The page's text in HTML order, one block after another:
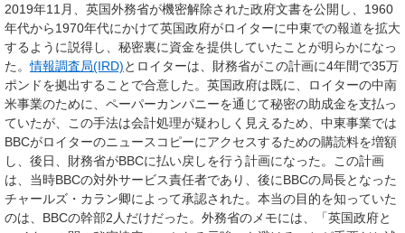
2019年11月、英国外務省が機密解除された政府文書を公開し、1960
年代から1970年代にかけて英国政府がロイターに中東での報道を拡大
するように説得し、秘密裏に資金を提供していたことが明らかになっ
た。情報調査局(IRD)とロイターは、財務省がこの計画に4年間で35万
ポンドを拠出することで合意した。英国政府は既に、ロイターの中南
米事業のために、ペーパーカンパニーを通じて秘密の助成金を支払っ
ていたが、この手法は会計処理が疑わしく見えるため、中東事業では
BBCがロイターのニュースコピーにアクセスするための購読料を増額
し、後日、財務省がBBCに払い戻しを行う計画になった。この計画
は、当時BBCの対外サービス責任者であり、後にBBCの局長となった
チャールズ・カラン卿によって承認された。本当の目的を知っていた
のは、BBCの幹部2人だけだった。外務省のメモには、「英国政府と